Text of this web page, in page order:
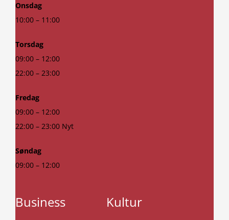
Onsdag
10:00 – 11:00
Torsdag
09:00 – 12:00
22:00 – 23:00
Fredag
09:00 – 12:00
22:00 – 23:00 Nyt
Søndag
09:00 – 12:00
Business
Kultur